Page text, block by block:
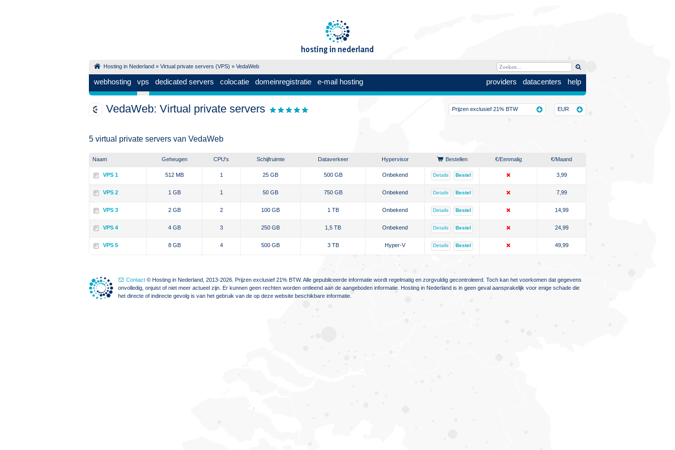
Hosting in Nederland » Virtual private servers (VPS) » VedaWeb
providers datacenters help
webhosting vps dedicated servers colocatie domeinregistratie e-mail hosting
EUR
Prijzen exclusief 21% BTW
VedaWeb: Virtual private servers
5 virtual private servers van VedaWeb
Naam Geheugen CPU's Schijfruimte Dataverkeer Hypervisor Bestellen €/Eenmalig €/Maand
VPS 1 512 MB 1 25 GB 500 GB Onbekend Details Bestel 3,99
VPS 2 1 GB 1 50 GB 750 GB Onbekend Details Bestel 7,99
VPS 3 2 GB 2 100 GB 1 TB Onbekend Details Bestel 14,99
VPS 4 4 GB 3 250 GB 1,5 TB Onbekend Details Bestel 24,99
VPS 5 8 GB 4 500 GB 3 TB Hyper-V Details Bestel 49,99
Contact © Hosting in Nederland, 2013-2026. Prijzen exclusief 21% BTW. Alle gepubliceerde informatie wordt regelmatig en zorgvuldig gecontroleerd. Toch kan het voorkomen dat gegevens
onvolledig, onjuist of niet meer actueel zijn. Er kunnen geen rechten worden ontleend aan de aangeboden informatie. Hosting in Nederland is in geen geval aansprakelijk voor enige schade die
het directe of indirecte gevolg is van het gebruik van de op deze website beschikbare informatie.